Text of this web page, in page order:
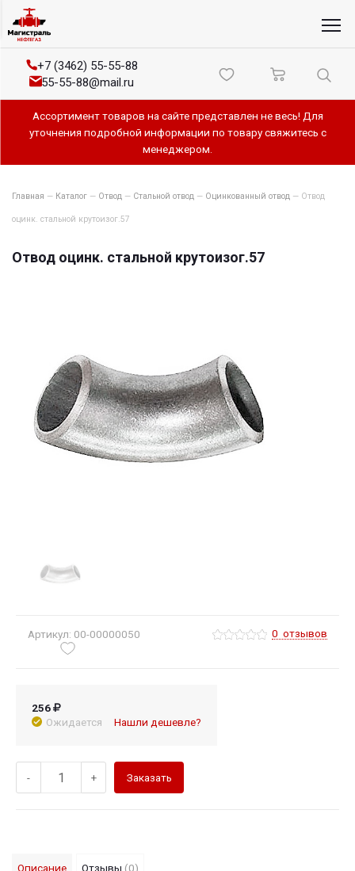
+7 (3462) 55-55-88
55-55-88@mail.ru
Ассортимент товаров на сайте представлен не весь! Для
уточнения подробной информации по товару свяжитесь с
менеджером.
Главная — Каталог — Отвод — Стальной отвод — Оцинкованный отвод — Отвод
оцинк. стальной крутоизог.57
Отвод оцинк. стальной крутоизог.57
Артикул: 00-00000050 0 отзывов
256
Ожидается
Нашли дешевле?
- + Заказать
Описание Отзывы (0)